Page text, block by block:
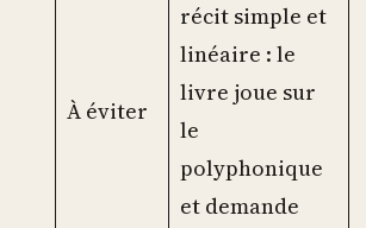
À éviter
récit simple et
linéaire : le
livre joue sur
le
polyphonique
et demande